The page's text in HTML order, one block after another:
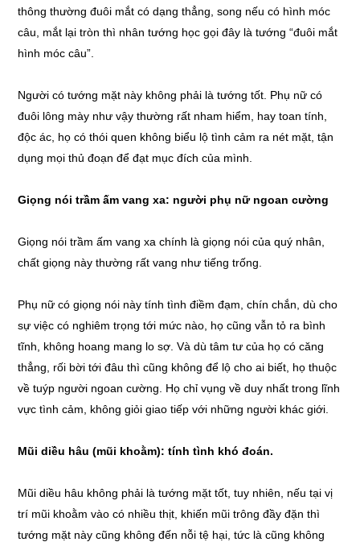
thông thường đuôi mắt có dạng thẳng, song nếu có hình móc
câu, mắt lại tròn thì nhân tướng học gọi đây là tướng “đuôi mắt
hình móc câu”.
Người có tướng mặt này không phải là tướng tốt. Phụ nữ có
đuôi lông mày như vậy thường rất nham hiểm, hay toan tính,
độc ác, họ có thói quen không biểu lộ tình cảm ra nét mặt, tận
dụng mọi thủ đoạn để đạt mục đích của mình.
Giọng nói trầm ấm vang xa: người phụ nữ ngoan cường
Giọng nói trầm ấm vang xa chính là giọng nói của quý nhân,
chất giọng này thường rất vang như tiếng trống.
Phụ nữ có giọng nói này tính tình điềm đạm, chín chắn, dù cho
sự việc có nghiêm trọng tới mức nào, họ cũng vẫn tỏ ra bình
tĩnh, không hoang mang lo sợ. Và dù tâm tư của họ có căng
thẳng, rối bời tới đâu thì cũng không để lộ cho ai biết, họ thuộc
về tuýp người ngoan cường. Họ chỉ vụng về duy nhất trong lĩnh
vực tình cảm, không giỏi giao tiếp với những người khác giới.
Mũi diều hâu (mũi khoằm): tính tình khó đoán.
Mũi diều hâu không phải là tướng mặt tốt, tuy nhiên, nếu tại vị
trí mũi khoằm vào có nhiều thịt, khiến mũi trông đầy đặn thì
tướng mặt này cũng không đến nỗi tệ hại, tức là cũng không